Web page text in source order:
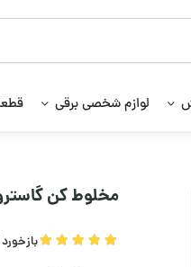
لوازم شخصی برقی
مخلوط کن